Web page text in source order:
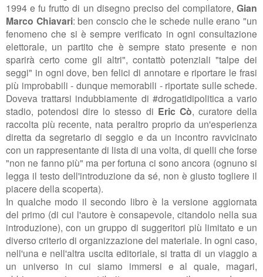
1994 e fu frutto di un disegno preciso del compilatore, Gian
Marco Chiavari: ben conscio che le schede nulle erano "un
fenomeno che si è sempre verificato in ogni consultazione
elettorale, un partito che è sempre stato presente e non
sparirà certo come gli altri", contattò potenziali "talpe dei
seggi" in ogni dove, ben felici di annotare e riportare le frasi
più improbabili - dunque memorabili - riportate sulle schede.
Doveva trattarsi indubbiamente di #drogatidipolitica a vario
stadio, potendosi dire lo stesso di Eric Cò, curatore della
raccolta più recente, nata peraltro proprio da un'esperienza
diretta da segretario di seggio e da un incontro ravvicinato
con un rappresentante di lista di una volta, di quelli che forse
"non ne fanno più" ma per fortuna ci sono ancora (ognuno si
legga il testo dell'introduzione da sé, non è giusto togliere il
piacere della scoperta).
In qualche modo il secondo libro è la versione aggiornata
del primo (di cui l'autore è consapevole, citandolo nella sua
introduzione), con un gruppo di suggeritori più limitato e un
diverso criterio di organizzazione del materiale. In ogni caso,
nell'una e nell'altra uscita editoriale, si tratta di un viaggio a
un universo in cui siamo immersi e al quale, magari,